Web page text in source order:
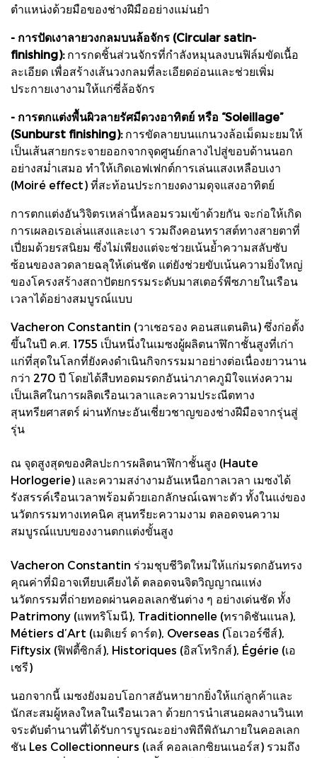
ตำแหน่งด้วยมือของช่างฝีมืออย่างแม่นยำ
- การปัดเงาลายวงกลมบนล้อจักร (Circular satin-
finishing):การกดชิ้นส่วนจักรที่กำลังหมุนลงบนฟิล์มขัดเนื้อ
ละเอียด เพื่อสร้างเส้นวงกลมที่ละเอียดอ่อนและช่วยเพิ่ม
ประกายเงางามให้แก่ซี่ล้อจักร
- การตกแต่งพื้นผิวลายรัศมีดวงอาทิตย์ หรือ “Soleillage”
(Sunburst finishing):การขัดลายบนแกนวงล้อเม็ดมะยมให้
เป็นเส้นสายกระจายออกจากจุดศูนย์กลางไปสู่ขอบด้านนอก
อย่างสม่ำเสมอ ทำให้เกิดเอฟเฟกต์การเล่นแสงเหลือบเงา
(Moiré effect) ที่สะท้อนประกายงดงามดุจแสงอาทิตย์
การตกแต่งอันวิจิตรเหล่านี้หลอมรวมเข้าด้วยกัน จะก่อให้เกิด
การเผลอเรอเล่่นแสงและเงา รวมถึงคอนทราสต์ทางสายตาที่
เปี่ยมด้วยรสนิยม ซึ่งไม่เพียงแต่จะช่วยเน้นย้ำความสลับซับ
ซ้อนของลวดลายฉลุให้เด่นชัด แต่ยังช่วยขับเน้นความยิ่งใหญ่
ของโครงสร้างสถาปัตยกรรมระดับมาสเตอร์พีซภายในเรือน
เวลาได้อย่างสมบูรณ์แบบ
Vacheron Constantin (วาเชอรอง คอนสแตนติน) ซึ่งก่อตั้ง
ขึ้นในปี ค.ศ. 1755 เป็นหนึ่งในเมซงผู้ผลิตนาฬิกาชั้นสูงที่เก่า
แก่ที่สุดในโลกที่ยังคงดำเนินกิจกรรมมาอย่างต่อเนื่องยาวนาน
กว่า 270 ปี โดยได้สืบทอดมรดกอันน่าภาคภูมิใจแห่งความ
เป็นเลิศในการผลิตเรือนเวลาและความประณีตทาง
สุนทรียศาสตร์ ผ่านทักษะอันเชี่ยวชาญของช่างฝีมือจากรุ่นสู่
รุ่น
ณ จุดสูงสุดของศิลปะการผลิตนาฬิกาชั้นสูง (Haute
Horlogerie) และความสง่างามอันเหนือกาลเวลา เมซงได้
รังสรรค์เรือนเวลาพร้อมด้วยเอกลักษณ์เฉพาะตัว ทั้งในแง่ของ
นวัตกรรมทางเทคนิค สุนทรียะความงาม ตลอดจนความ
สมบูรณ์แบบของงานตกแต่งขั้นสูง
Vacheron Constantin ร่วมชุบชีวิตใหม่ให้แก่มรดกอันทรง
คุณค่าที่มิอาจเทียบเคียงได้ ตลอดจนจิตวิญญาณแห่ง
นวัตกรรมที่ถ่ายทอดผ่านคอลเลกชันต่าง ๆ อย่างเด่นชัด ทั้ง
Patrimony (แพทริโมนี), Traditionnelle (ทราดิชันแนล),
Métiers d’Art (เมติเยร์ ดาร์ต), Overseas (โอเวอร์ซีส์),
Fiftysix (ฟิฟตี้ซิกส์), Historiques (อิสโทริกส์), Égérie (เอ
เชรี)
นอกจากนี้ เมซงยังมอบโอกาสอันหายากยิ่งให้แก่ลูกค้าและ
นักสะสมผู้หลงใหลในเรือนเวลา ด้วยการนำเสนอผลงานวินเท
จระดับตำนานที่ได้รับการบูรณะอย่างพิถีพิถันภายในคอลเลก
ชัน Les Collectionneurs (เลส์ คอลเลกซิยนเนอร์ส) รวมถึง